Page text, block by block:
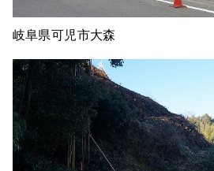
岐阜県可児市大森